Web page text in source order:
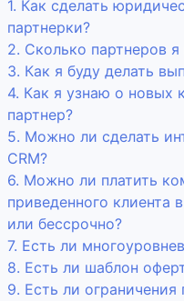
1. Как сделать
партнерки?
2. Сколько партнеров
3. Как я буду делать
4. Как я узнаю о новых
партнер?
5. Можно ли сделать
CRM?
6. Можно ли платить
приведенного клиента
или бессрочно?
7. Есть ли
8. Есть ли шаблон
9. Есть ли ограничения